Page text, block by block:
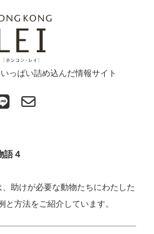
っぱい詰め込んだ情報サイト
語４
語４
助けが必要な動物たちにわたした
と方法をご紹介しています。